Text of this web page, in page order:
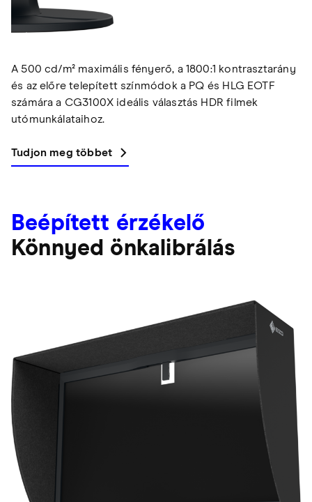
A 500 cd/m² maximális fényerő, a 1800:1 kontrasztarány
és az előre telepített színmódok a PQ és HLG EOTF
számára a CG3100X ideális választás HDR filmek
utómunkálataihoz.
Tudjon meg többet
Beépített érzékelő
Könnyed önkalibrálás